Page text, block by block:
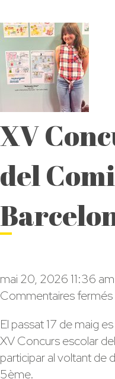
XV
del
mai 20, 2026 11:36 am
Commentaires fermés
El passat 17 de maig
XV Concurs escolar
participar al voltant de
5ème.